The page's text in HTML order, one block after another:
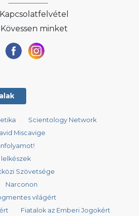
Kapcsolatfelvétel
Kövessen minket
Scientology Network
Miscavige
Szövetsége
Narconon
világért
Fiatalok az Emberi Jogokért